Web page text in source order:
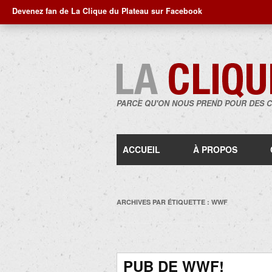
Devenez fan de La Clique du Plateau sur Facebook
PARCE QU'ON NOUS PREND POUR DES
ACCUEIL À PROPOS
ARCHIVES PAR ÉTIQUETTE : WWF
PUB DE WWF!